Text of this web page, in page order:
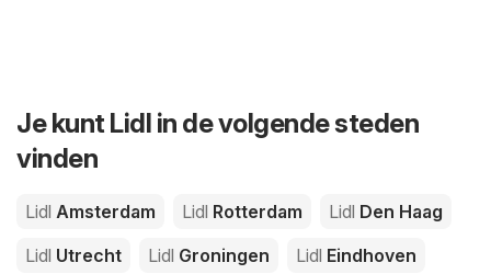
Je kunt Lidl in de volgende steden
vinden
Lidl Amsterdam Lidl Rotterdam Lidl Den Haag
Lidl Utrecht Lidl Groningen Lidl Eindhoven